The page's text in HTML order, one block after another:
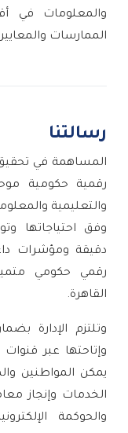
والمعلومات في
الممارسات
رسالتنا
رقمية حكومية
والتعليمية
وفق احتياجاتها
دقيقة ومؤشرات
رقمي حكومي
القاهرة.
وتلتزم الإدارة
وإتاحتها عبر
يمكن المواطنين
الخدمات وإنجاز
والحوكمة